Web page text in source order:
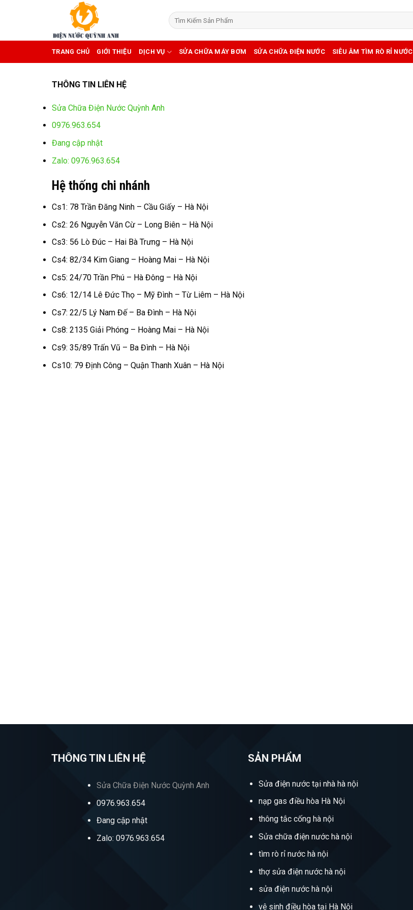
TRANG CHỦ GIỚI THIỆU DỊCH VỤ SỬA CHỮA MÁY BƠM SỬA CHỮA ĐIỆN NƯỚC SIÊU ÂM TÌM RÒ RỈ NƯỚC
THÔNG TIN LIÊN HỆ
Sửa Chữa Điện Nước Quỳnh Anh
0976.963.654
Đang cập nhật
Zalo: 0976.963.654
Hệ thống chi nhánh
Cs1: 78 Trần Đăng Ninh – Cầu Giấy – Hà Nội
Cs2: 26 Nguyễn Văn Cừ – Long Biên – Hà Nội
Cs3: 56 Lò Đúc – Hai Bà Trưng – Hà Nội
Cs4: 82/34 Kim Giang – Hoàng Mai – Hà Nội
Cs5: 24/70 Trần Phú – Hà Đông – Hà Nội
Cs6: 12/14 Lê Đức Thọ – Mỹ Đình – Từ Liêm – Hà Nội
Cs7: 22/5 Lý Nam Đế – Ba Đình – Hà Nội
Cs8: 2135 Giải Phóng – Hoàng Mai – Hà Nội
Cs9: 35/89 Trấn Vũ – Ba Đình – Hà Nội
Cs10: 79 Định Công – Quận Thanh Xuân – Hà Nội
THÔNG TIN LIÊN HỆ
Sửa Chữa Điện Nước Quỳnh Anh
0976.963.654
Đang cập nhật
Zalo: 0976.963.654
SẢN PHẨM
Sửa điện nước tại nhà hà nội
nạp gas điều hòa Hà Nội
thông tắc cống hà nội
Sửa chữa điện nước hà nội
tìm rò rỉ nước hà nội
thợ sửa điện nước hà nội
sửa điện nước hà nội
vệ sinh điều hòa tại Hà Nội